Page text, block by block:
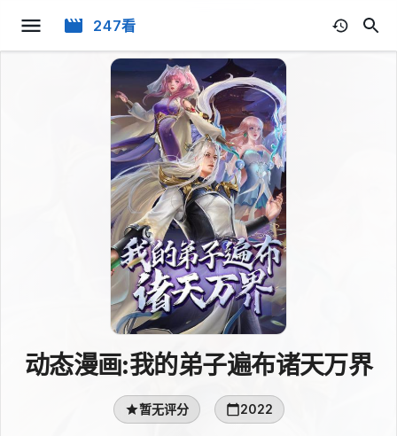
247看
动态漫画:我的弟子遍布诸天万界
暂无评分 2022